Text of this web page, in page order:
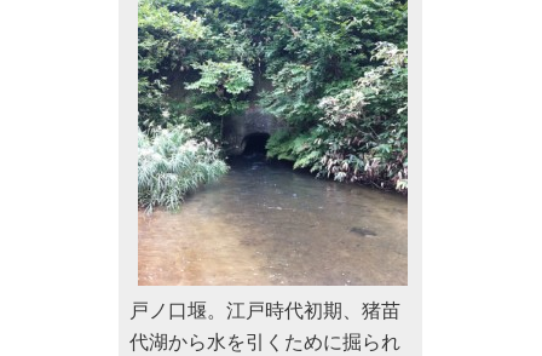
戸ノ口堰。江戸時代初期、猪苗
代湖から水を引くために掘られ